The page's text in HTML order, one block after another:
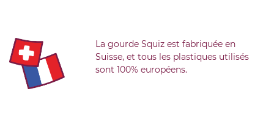
La gourde Squiz est fabriquée en
Suisse, et tous les plastiques utilisés
sont 100% européens.